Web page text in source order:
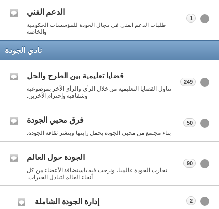
الدعم الفني
طلبات الدعم الفني في مجال الجودة للمؤسسات الحكومية
والخاصة
1
نادي الجودة
قضايا تعليمية بين الطرح والحل
تناول القضايا التعليمية من خلال الرأي والرأي الآخر بموضوعية
وشفافية وإحترام الآخرين.
249
فرق محبي الجودة
بناء مجتمع من محبي الجودة يحمل رايتها وينشر ثقافة الجودة.
50
الجودة حول العالم
تجارب الجودة عالمياً، ونرحب فيه باستضافة الأعضاء من كل
أنحاء العالم لتبادل الخبرات.
90
إدارة الجودة الشاملة 2